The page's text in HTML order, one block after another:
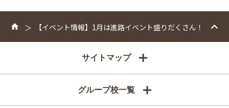
【イベント情報】1月は進路イベント盛りだくさん！
サイトマップ
グループ校一覧